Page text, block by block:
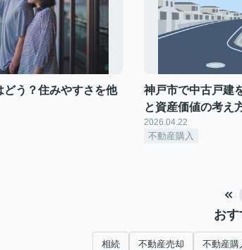
う？住みやすさを他
神戸市で中古戸建
と資産価値の考え
2026.04.22
不動産購入
おす
相続 不動産売却 不動産購